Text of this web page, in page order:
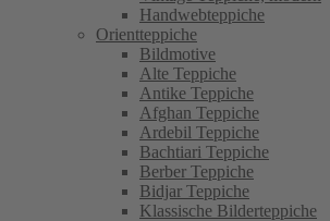
Handwebteppiche
Orientteppiche
Bildmotive
Alte Teppiche
Antike Teppiche
Afghan Teppiche
Ardebil Teppiche
Bachtiari Teppiche
Berber Teppiche
Bidjar Teppiche
Klassische Bilderteppiche